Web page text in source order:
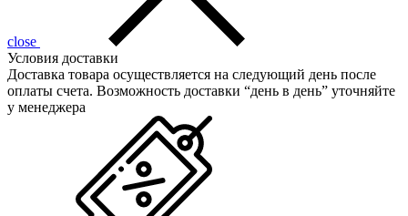
close
Условия доставки
Доставка товара осуществляется на следующий день после
оплаты счета. Возможность доставки “день в день” уточняйте
у менеджера